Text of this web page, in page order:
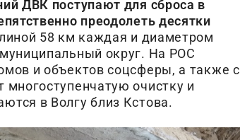
ДВК поступают для сброса в
преодолеть десятки
58 км каждая и диаметром
округ. На РОС
и объектов соцсферы, а также с
многоступенчатую очистку и
в Волгу близ Кстова.